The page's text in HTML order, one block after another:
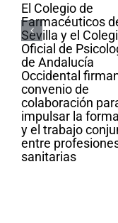
El Colegio de
Farmacéuticos
Sevilla y el
Oficial de
de Andalucía
Occidental
convenio de
colaboración
impulsar la
y el trabajo
entre
sanitarias